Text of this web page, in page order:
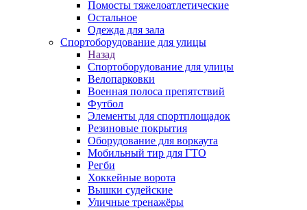
Помосты тяжелоатлетические
Остальное
Одежда для зала
Спортоборудование для улицы
Назад
Спортоборудование для улицы
Велопарковки
Военная полоса препятствий
Футбол
Элементы для спортплощадок
Резиновые покрытия
Оборудование для воркаута
Мобильный тир для ГТО
Регби
Хоккейные ворота
Вышки судейские
Уличные тренажёры